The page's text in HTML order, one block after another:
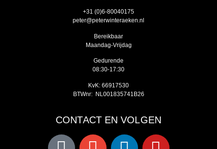
‭+31 (0)6-80040175‬
peter@peterwinteraeken.nl
Bereikbaar
Maandag-Vrijdag
Gedurende
08:30-17:30
KvK: 66917530
BTWnr: NL001835741B26
CONTACT EN VOLGEN